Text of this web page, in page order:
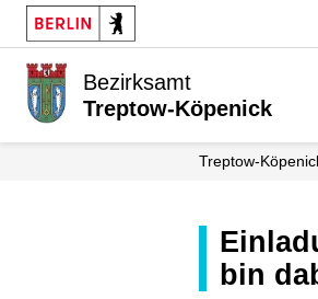
Bezirksamt
Treptow-Köpenick
Treptow-
Einladung zum Ortsteilgespräch: L(i)ebenswerter Kiez Johannisthal – Ich
bin